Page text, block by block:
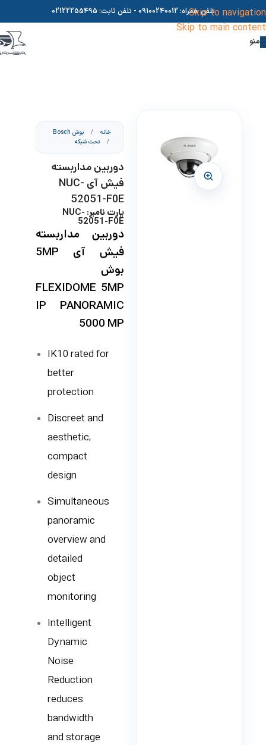
Skip to navigation
Skip to main content
تلفن همراه: 09100240012 - تلفن ثابت: 02122255495
منو
خانه /
بوش Bosch
/
تحت شبکه
دوربین مداربسته
فیش آی NUC-
52051-F0E
پارت نامبر: NUC-
52051-F0E
دوربین مداربسته
فیش آی 5MP
بوش
FLEXIDOME 5MP
IP PANORAMIC
5000 MP
IK10 rated for
better
protection
Discreet and
aesthetic,
compact
design
Simultaneous
panoramic
overview and
detailed
object
monitoring
Intelligent
Dynamic
Noise
Reduction
reduces
bandwidth
and storage